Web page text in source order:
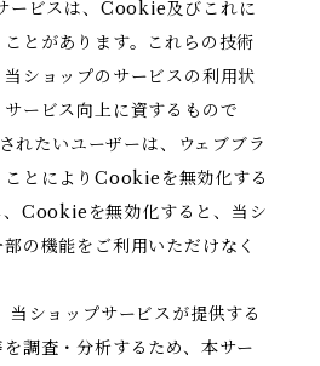
ービスは、Cookie及びこれに
とがあります。これらの技術
ショップのサービスの利用状
ービス向上に資するもので
れたいユーザーは、ウェブブラ
ことによりCookieを無効化する
、Cookieを無効化すると、当シ
の機能をご利用いただけなく
当ショップサービスが提供する
調査・分析するため、本サー